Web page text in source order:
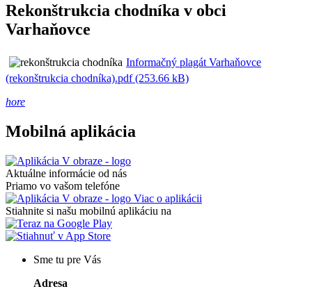
Rekonštrukcia chodníka v obci
Varhaňovce
Informačný plagát Varhaňovce
(rekonštrukcia chodníka).pdf (253.66 kB)
hore
Mobilná aplikácia
Aktuálne informácie od nás
Priamo vo vašom telefóne
Viac o aplikácii
Stiahnite si našu mobilnú aplikáciu na
Sme tu pre Vás
Adresa